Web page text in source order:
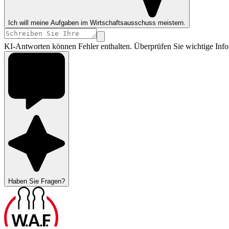
Ich will meine Aufgaben im Wirtschaftsausschuss meistern.
KI-Antworten können Fehler enthalten. Überprüfen Sie wichtige
Haben Sie Fragen?